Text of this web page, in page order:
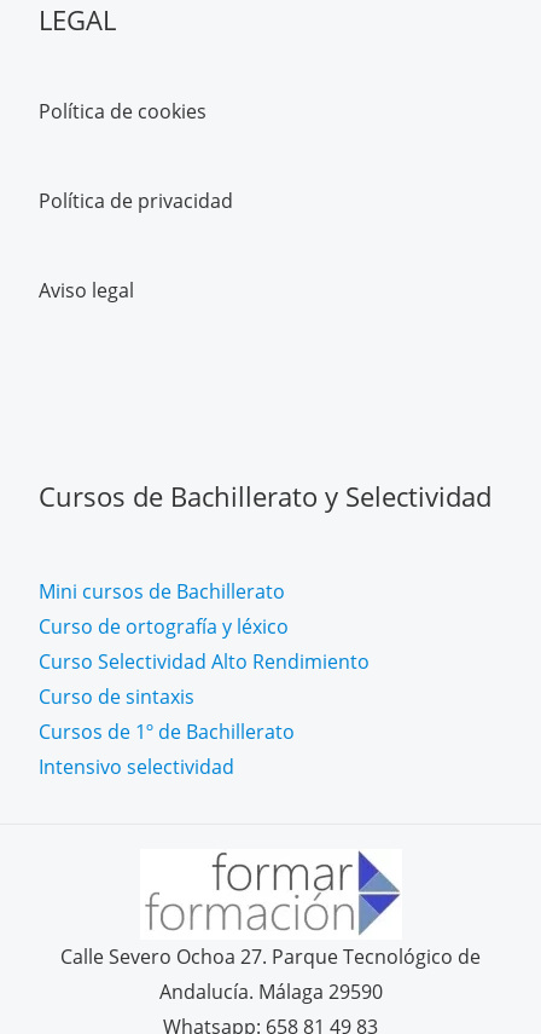
LEGAL
Política de cookies
Política de privacidad
Aviso legal
Cursos de Bachillerato y Selectividad
Mini cursos de Bachillerato
Curso de ortografía y léxico
Curso Selectividad Alto Rendimiento
Curso de sintaxis
Cursos de 1º de Bachillerato
Intensivo selectividad
Calle Severo Ochoa 27. Parque Tecnológico de
Andalucía. Málaga 29590
Whatsapp: 658 81 49 83